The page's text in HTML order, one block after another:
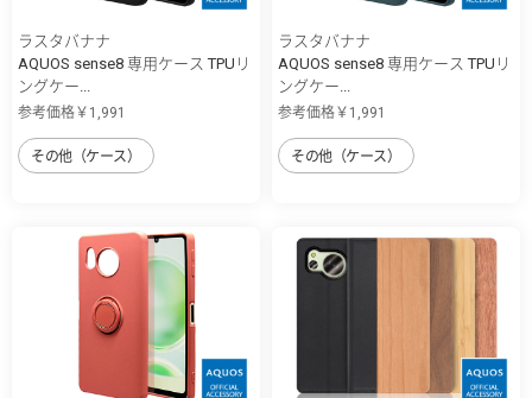
ラスタバナナ
AQUOS sense8 専用ケース TPUリ
ングケー...
参考価格￥1,991
その他（ケース）
ラスタバナナ
AQUOS sense8 専用ケース TPUリ
ングケー...
参考価格￥1,991
その他（ケース）